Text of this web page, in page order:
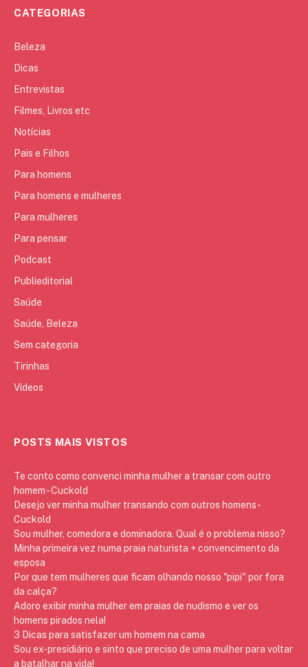
CATEGORIAS
Beleza
Dicas
Entrevistas
Filmes, Livros etc
Notícias
Pais e Filhos
Para homens
Para homens e mulheres
Para mulheres
Para pensar
Podcast
Publieditorial
Saúde
Saúde, Beleza
Sem categoria
Tirinhas
Vídeos
POSTS MAIS VISTOS
Te conto como convenci minha mulher a transar com outro
homem - Cuckold
Desejo ver minha mulher transando com outros homens -
Cuckold
Sou mulher, comedora e dominadora. Qual é o problema nisso?
Minha primeira vez numa praia naturista + convencimento da
esposa
Por que tem mulheres que ficam olhando nosso "pipi" por fora
da calça?
Adoro exibir minha mulher em praias de nudismo e ver os
homens pirados nela!
3 Dicas para satisfazer um homem na cama
Sou ex-presidiário e sinto que preciso de uma mulher para voltar
a batalhar na vida!